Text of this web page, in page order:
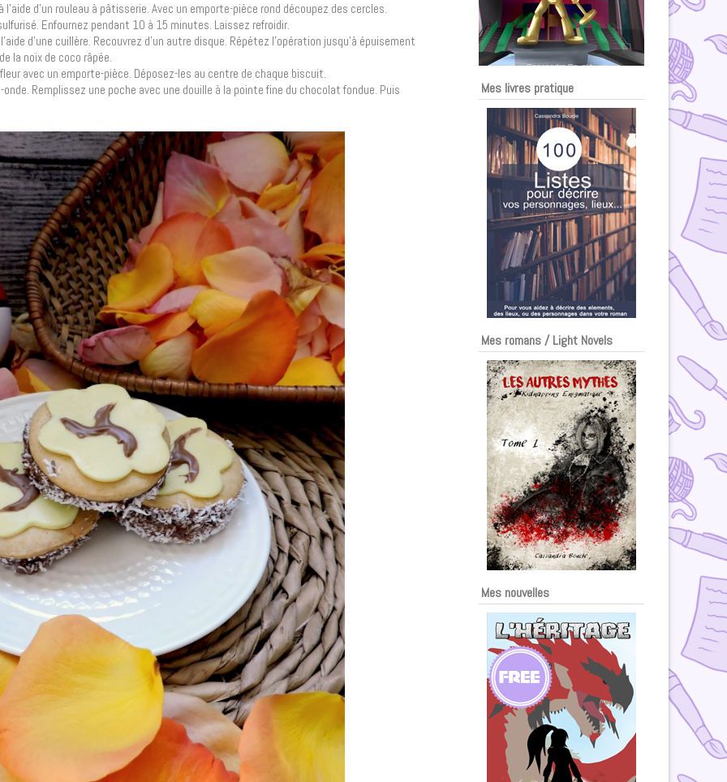
d’un rouleau à pâtisserie. Avec un emporte-pièce rond découpez des cercles.
Enfournez pendant 10 à 15 minutes. Laissez refroidir.
d’une cuillère. Recouvrez d’un autre disque. Répétez l’opération jusqu’à épuisement
la noix de coco râpée.
avec un emporte-pièce. Déposez-les au centre de chaque biscuit.
Remplissez une poche avec une douille à la pointe fine du chocolat fondue. Puis
Mes livres pratique
Mes romans / Light Novels
Mes nouvelles